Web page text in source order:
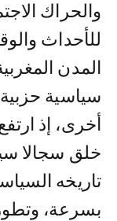
والحراك
للأحداث
المدن
سياسية
أخرى، إذ
خلق سجالا
تاريخه
بسرعة، وتطور